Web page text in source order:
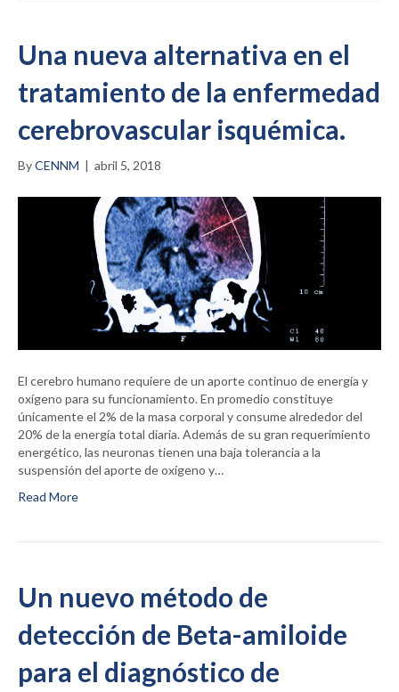
Una nueva alternativa en el
tratamiento de la enfermedad
cerebrovascular isquémica.
ByCENNM abril 5, 2018
El cerebro humano requiere de un aporte continuo de energía y
oxígeno para su funcionamiento. En promedio constituye
únicamente el 2% de la masa corporal y consume alrededor del
20% de la energía total diaria. Además de su gran requerimiento
energético, las neuronas tienen una baja tolerancia a la
suspensión del aporte de oxígeno y…
Read More
Un nuevo método de
detección de Beta-amiloide
para el diagnóstico de